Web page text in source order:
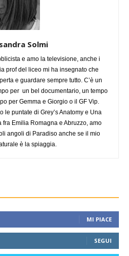
Solmi
e amo la televisione, anche i
prof del liceo mi ha insegnato che
e guardare sempre tutto. C’è un
per un bel documentario, un tempo
per Gemma e Giorgio o il GF Vip.
le puntate di Grey’s Anatomy e Una
fra Emilia Romagna e Abruzzo, amo
angoli di Paradiso anche se il mio
è la spiaggia.
MI PIACE
SEGUI